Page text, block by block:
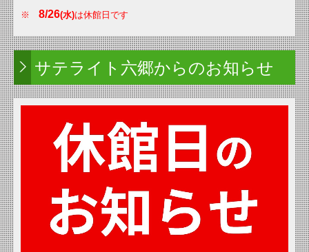
※ 8/26(水)は休館日です
サテライト六郷からのお知らせ